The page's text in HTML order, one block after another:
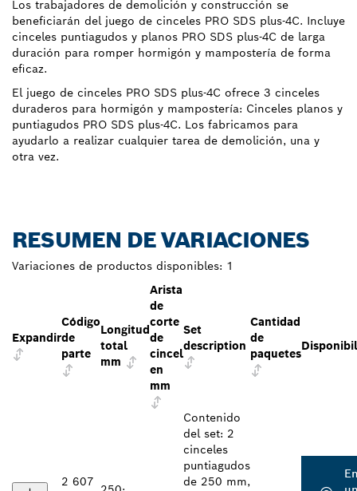
Los trabajadores de demolición y construcción se
beneficiarán del juego de cinceles PRO SDS plus-4C. Incluye
cinceles puntiagudos y planos PRO SDS plus-4C de larga
duración para romper hormigón y mampostería de forma
eficaz.
El juego de cinceles PRO SDS plus-4C ofrece 3 cinceles
duraderos para hormigón y mampostería: Cinceles planos y
puntiagudos PRO SDS plus-4C. Los fabricamos para
ayudarlo a realizar cualquier tarea de demolición, una y
otra vez.
RESUMEN DE VARIACIONES
Variaciones de productos disponibles: 1
Expandir
Código
de
parte
Longitud
total
mm
Arista
de
corte
de
cincel
en
mm
Set
description
Cantidad
de
paquetes
2 607
Contenido
del set: 2
cinceles
puntiagudos
de 250 mm,